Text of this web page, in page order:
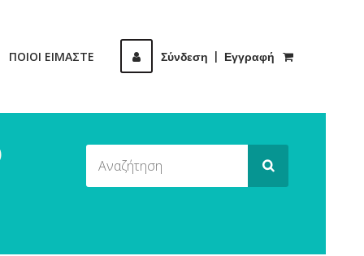
Σύνδεση Εγγραφή
ΠΟΙΟΙ ΕΙΜΑΣΤΕ